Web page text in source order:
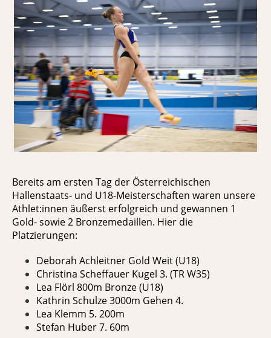
Bereits am ersten Tag der Österreichischen
Hallenstaats- und U18-Meisterschaften waren unsere
Athlet:innen äußerst erfolgreich und gewannen 1
Gold- sowie 2 Bronzemedaillen. Hier die
Platzierungen:
Deborah Achleitner Gold Weit (U18)
Christina Scheffauer Kugel 3. (TR W35)
Lea Flörl 800m Bronze (U18)
Kathrin Schulze 3000m Gehen 4.
Lea Klemm 5. 200m
Stefan Huber 7. 60m